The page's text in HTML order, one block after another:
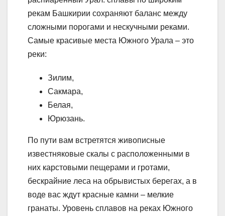
рекам Башкирии сохраняют баланс между
сложными порогами и нескучными реками.
Самые красивые места Южного Урала – это
реки:
Зилим,
Сакмара,
Белая,
Юрюзань.
По пути вам встретятся живописные
известняковые скалы с расположенными в
них карстовыми пещерами и гротами,
бескрайние леса на обрывистых берегах, а в
воде вас ждут красные камни – мелкие
гранаты. Уровень сплавов на реках Южного